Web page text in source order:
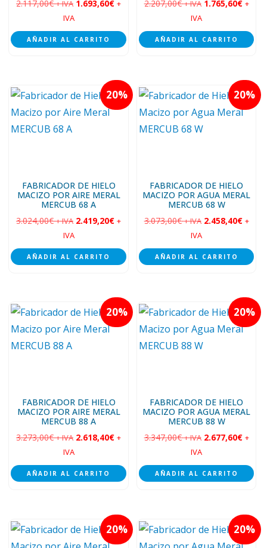
2.117,00€ + IVA 1.693,60€ +
IVA
AÑADIR AL CARRITO
2.207,00€ + IVA 1.765,60€ +
IVA
AÑADIR AL CARRITO
20
FABRICADOR DE HIELO
MACIZO POR AIRE MERAL
MERCUB 68 A
3.024,00€ + IVA 2.419,20€ +
IVA
AÑADIR AL CARRITO
20
FABRICADOR DE HIELO
MACIZO POR AGUA MERAL
MERCUB 68 W
3.073,00€ + IVA 2.458,40€ +
IVA
AÑADIR AL CARRITO
20
FABRICADOR DE HIELO
MACIZO POR AIRE MERAL
MERCUB 88 A
3.273,00€ + IVA 2.618,40€ +
IVA
AÑADIR AL CARRITO
20
FABRICADOR DE HIELO
MACIZO POR AGUA MERAL
MERCUB 88 W
3.347,00€ + IVA 2.677,60€ +
IVA
AÑADIR AL CARRITO
20 20